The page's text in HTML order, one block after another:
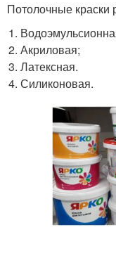
Потолочные
Акриловая;
Латексная.
Силиконовая.